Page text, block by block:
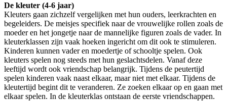
De kleuter (4-6 jaar)
Kleuters gaan zichzelf vergelijken met hun ouders, leerkrachten en
begeleiders. De meisjes specifiek naar de vrouwelijke rollen zoals de
moeder en het jongetje naar de mannelijke figuren zoals de vader. In
kleuterklassen zijn vaak hoeken ingericht om dit ook te stimuleren.
Kinderen kunnen vader en moedertje of schooltje spelen. Ook
kleuters spelen nog steeds met hun geslachtsdelen. Vanaf deze
leeftijd wordt ook vriendschap belangrijk. Tijdens de peutertijd
spelen kinderen vaak naast elkaar, maar niet met elkaar. Tijdens de
kleutertijd begint dit te veranderen. Ze zoeken elkaar op en gaan met
elkaar spelen. In de kleuterklas ontstaan de eerste vriendschappen.